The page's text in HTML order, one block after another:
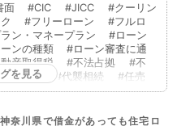
面 CIC JICC
クーリン
フリーローン
フルロ
ン・マネープラン
ローン
ンの種類
ローン審査に通
産取得税 不法占拠
不
代理人 代襲相続
任売
住宅ローン
住宅ローンに通
ン審査に通る
住宅ローン
を見る
奈川県で借金があっても住宅ロ